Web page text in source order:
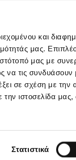
και
μας.
μας με
να τις
σε σχέση με
ιστοσελίδα
Στατιστικά